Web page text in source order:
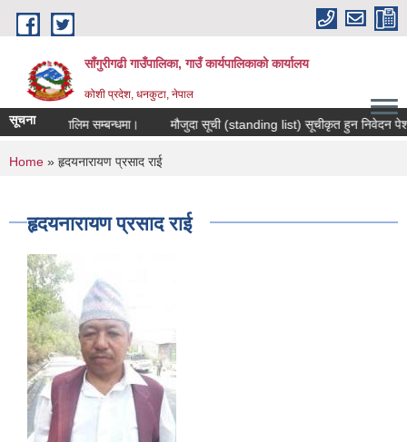
Skip to main content
साँगुरीगढी गाउँपालिका, गाउँ कार्यपालिकाको कार्यालय
कोशी प्रदेश, धनकुटा, नेपाल
सूचना
मुलक तालिम सम्बन्धमा। मौजुदा सूची (standing list) सूचीकृत हुन निवेदन पेश
You are here
Home » हृदयनारायण प्रसाद राई
हृदयनारायण प्रसाद राई